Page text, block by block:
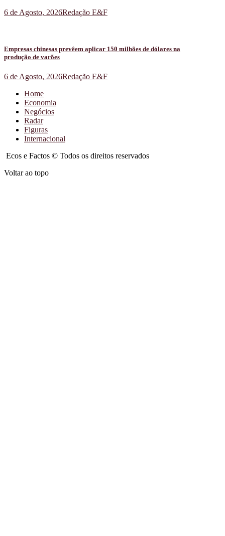
6 de Agosto, 2026Redação E&F
Empresas chinesas prevêem aplicar 150 milhões de dólares na
produção de varões
6 de Agosto, 2026Redação E&F
Home
Economia
Negócios
Radar
Figuras
Internacional
Ecos e Factos © Todos os direitos reservados
Voltar ao topo